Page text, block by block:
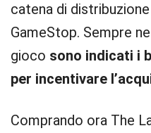
catena di
GameStop. Sempre
gioco sono indicati i
per incentivare
Comprando ora The